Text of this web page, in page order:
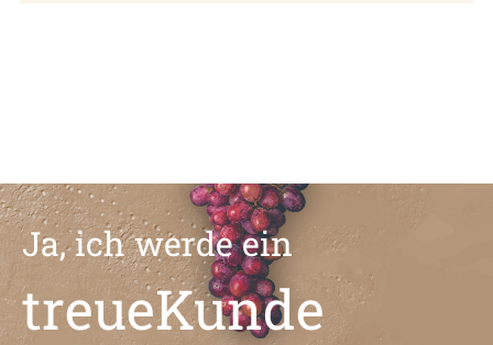
Ja, ich werde ein
treueKunde